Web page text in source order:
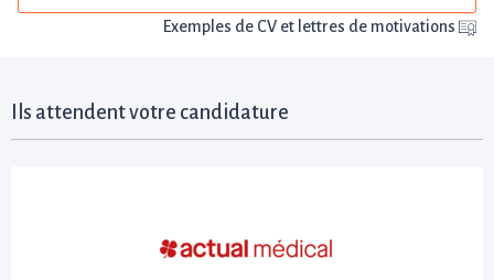
Exemples de CV et lettres de motivations
Ils attendent votre candidature